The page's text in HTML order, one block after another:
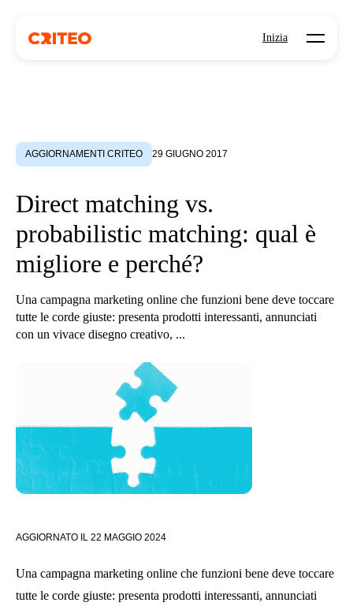
Inizia Open
AGGIORNAMENTI CRITEO 29 GIUGNO 2017
Direct matching vs.
probabilistic matching: qual è
migliore e perché?
Una campagna marketing online che funzioni bene deve toccare
tutte le corde giuste: presenta prodotti interessanti, annunciati
con un vivace disegno creativo, ...
AGGIORNATO IL 22 MAGGIO 2024
Una campagna marketing online che funzioni bene deve toccare
tutte le corde giuste: presenta prodotti interessanti, annunciati